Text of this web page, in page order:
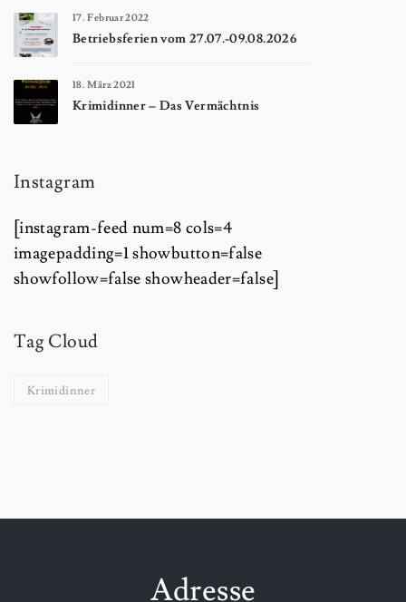
17. Februar 2022
Betriebsferien vom 27.07.-09.08.2026
18. März 2021
Krimidinner – Das Vermächtnis
Instagram
[instagram-feed num=8 cols=4
imagepadding=1 showbutton=false
showfollow=false showheader=false]
Tag Cloud
Krimidinner
Adresse